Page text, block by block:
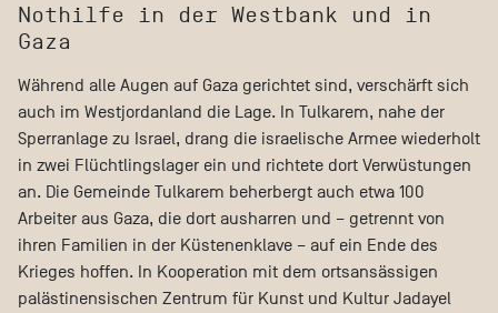
Nothilfe in der Westbank und in
Gaza
Während alle Augen auf Gaza gerichtet sind, verschärft sich
auch im Westjordanland die Lage. In Tulkarem, nahe der
Sperranlage zu Israel, drang die israelische Armee wiederholt
in zwei Flüchtlingslager ein und richtete dort Verwüstungen
an. Die Gemeinde Tulkarem beherbergt auch etwa 100
Arbeiter aus Gaza, die dort ausharren und – getrennt von
ihren Familien in der Küstenenklave – auf ein Ende des
Krieges hoffen. In Kooperation mit dem ortsansässigen
palästinensischen Zentrum für Kunst und Kultur Jadayel